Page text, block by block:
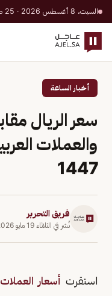
السبت، 8 أغسطس 2026 · 25 صفر 1448 هـ
أخبار الساعة
سعر الريال
1447
فريق التحرير
نُشر في الثلاثاء 19 مايو 2026
استقرت أسعار